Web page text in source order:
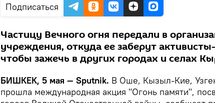
Подписаться
Частицу Вечного огня передали в
учреждения, откуда ее заберут
чтобы зажечь в других городах и селах
БИШКЕК, 5 мая — Sputnik. В Оше, Кызыл-Кие,
прошла международная акция "Огонь памяти",